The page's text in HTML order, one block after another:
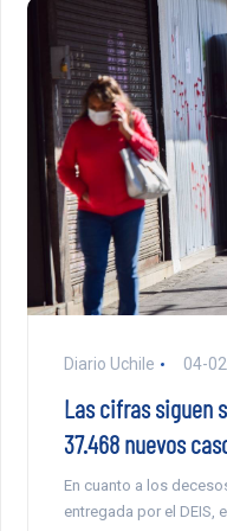
Diario Uchile 04-
Las cifras siguen
37.468 nuevos
En cuanto a los
entregada por el DEIS,